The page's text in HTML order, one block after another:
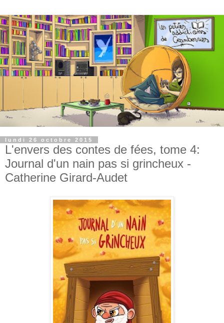
lundi 26 octobre 2015
L'envers des contes de fées, tome 4:
Journal d'un nain pas si grincheux -
Catherine Girard-Audet